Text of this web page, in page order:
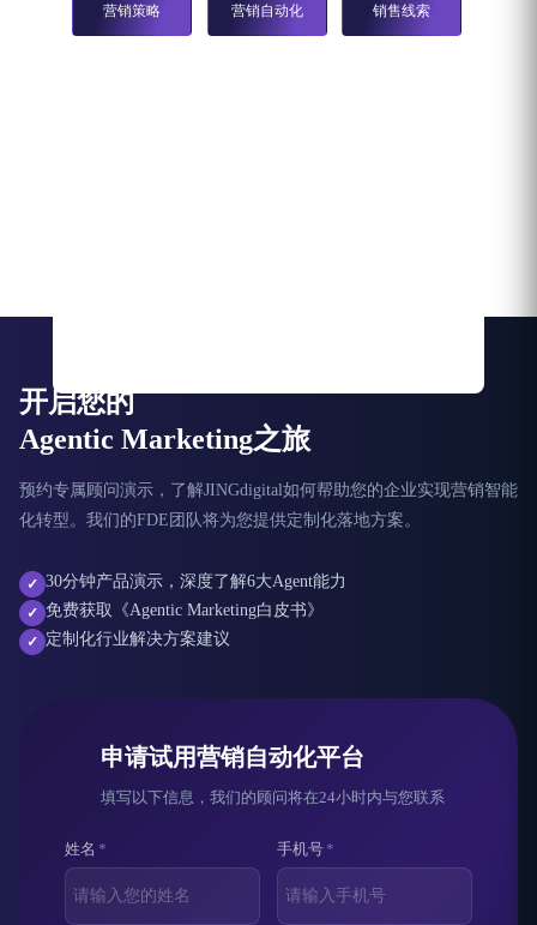
营销策略 营销自动化 销售线索
开启您的
Agentic Marketing之旅
预约专属顾问演示，了解JINGdigital如何帮助您的企业实现营销智能
化转型。我们的FDE团队将为您提供定制化落地方案。
✓ 30分钟产品演示，深度了解6大Agent能力
✓ 免费获取《Agentic Marketing白皮书》
✓ 定制化行业解决方案建议
申请试用营销自动化平台
填写以下信息，我们的顾问将在24小时内与您联系
姓名 * 手机号*